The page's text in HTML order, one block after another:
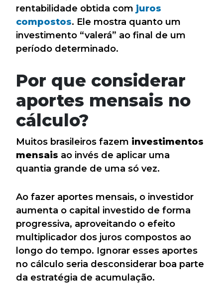
rentabilidade obtida com juros
compostos. Ele mostra quanto um
investimento “valerá” ao final de um
período determinado.
Por que considerar
aportes mensais no
cálculo?
Muitos brasileiros fazem investimentos
mensais ao invés de aplicar uma
quantia grande de uma só vez.
Ao fazer aportes mensais, o investidor
aumenta o capital investido de forma
progressiva, aproveitando o efeito
multiplicador dos juros compostos ao
longo do tempo. Ignorar esses aportes
no cálculo seria desconsiderar boa parte
da estratégia de acumulação.